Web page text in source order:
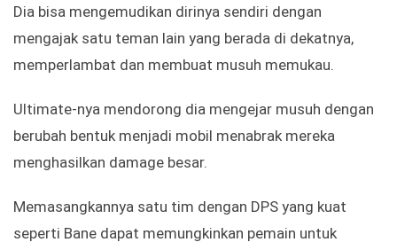
Dia bisa mengemudikan dirinya sendiri dengan
mengajak satu teman lain yang berada di dekatnya,
memperlambat dan membuat musuh memukau.
Ultimate-nya mendorong dia mengejar musuh dengan
berubah bentuk menjadi mobil menabrak mereka
menghasilkan damage besar.
Memasangkannya satu tim dengan DPS yang kuat
seperti Bane dapat memungkinkan pemain untuk